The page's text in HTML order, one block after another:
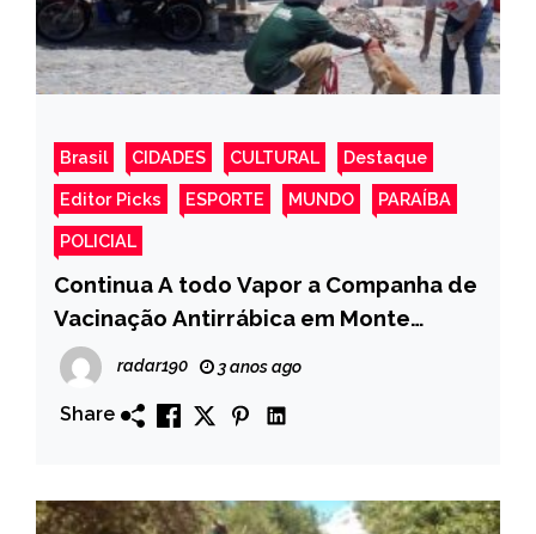
Brasil CIDADES CULTURAL Destaque
Editor Picks ESPORTE MUNDO PARAÍBA
POLICIAL
Continua A todo Vapor a Companha de
Vacinação Antirrábica em Monte
Horebe
radar190 3 anos ago
Share